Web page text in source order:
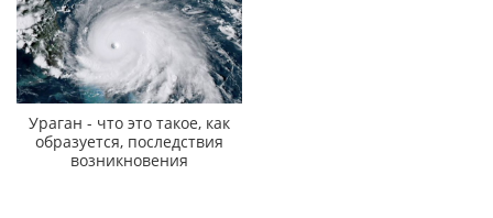
Ураган - что это такое, как
образуется, последствия
возникновения